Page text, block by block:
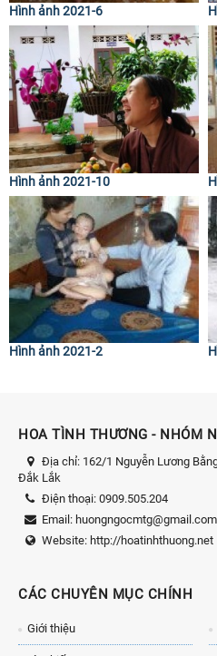
Hình ảnh 2021-6
Hình ảnh 2021-10
Hình ảnh 2021-2
HOA TÌNH THƯƠNG - NHÓM
Địa chỉ: 162/1 Nguyễn Lương
Đắk Lắk
Điện thoại: 0909.505.204
Email: huongngocmtg@gmail.com
Website: http://hoatinhthuong.net
CÁC CHUYÊN MỤC CHÍNH
Giới thiệu